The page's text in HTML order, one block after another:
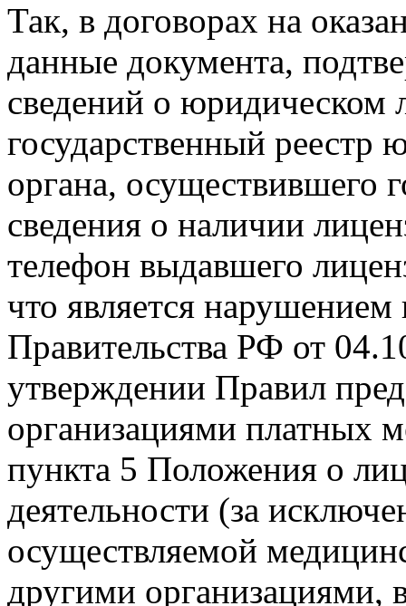
Так, в договорах на
данные документа,
сведений о юридическом
государственный реестр
органа, осуществившего
сведения о наличии
телефон выдавшего
что является
Правительства РФ от
утверждении Правил
организациями платных
пункта 5 Положения о
деятельности (за
осуществляемой
другими организациями,